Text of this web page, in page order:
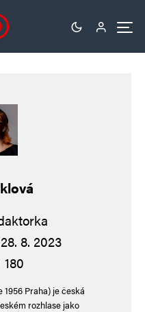
28. 8. 2023
180
1956 Praha) je česká
rozhlase jako